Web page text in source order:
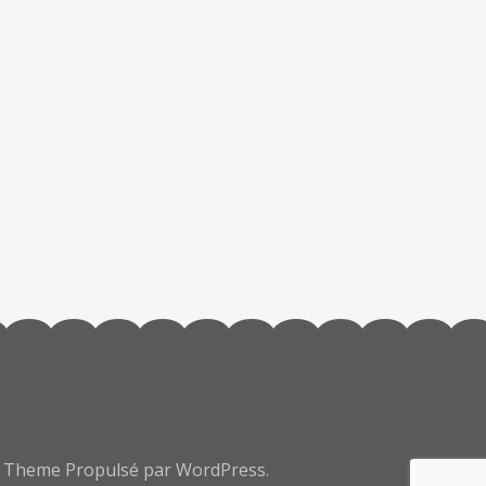
Propulsé parWordPress.